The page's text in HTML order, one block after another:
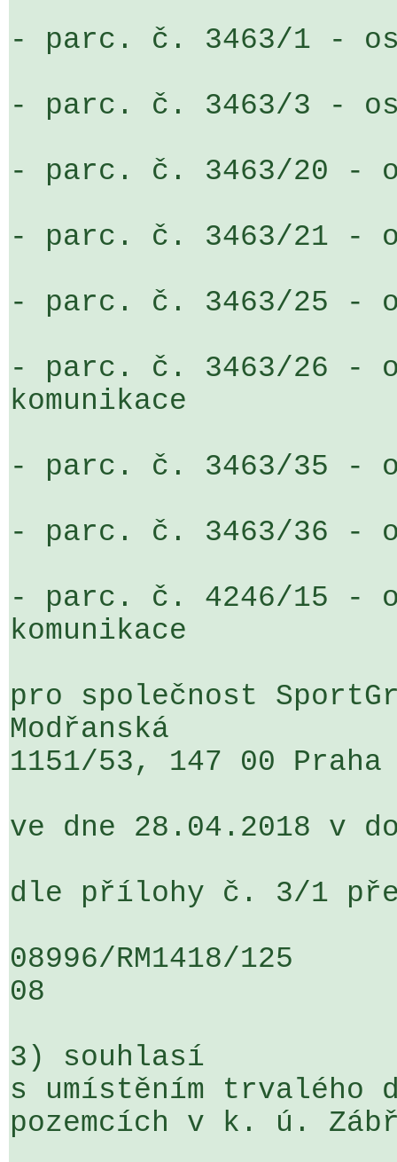
- parc. č. 3463/1 -
- parc. č. 3463/3 -
- parc. č. 3463/20 -
- parc. č. 3463/21 -
- parc. č. 3463/25 -
- parc. č. 3463/26 -
komunikace
- parc. č. 3463/35 -
- parc. č. 3463/36 -
- parc. č. 4246/15 -
komunikace
pro společnost
Modřanská
1151/53, 147 00
ve dne 28.04.2018 v
dle přílohy č. 3/1
08996/RM1418/
08
3) souhlasí
s umístěním trvalého
pozemcích v k. ú.